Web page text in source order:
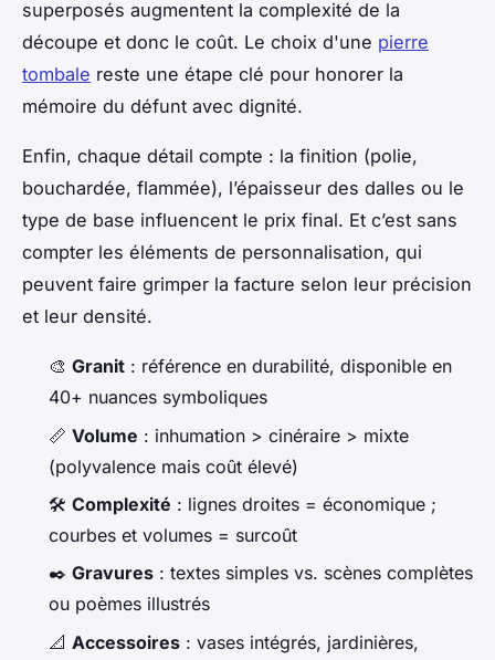
superposés augmentent la complexité de la
découpe et donc le coût. Le choix d'une pierre
tombale reste une étape clé pour honorer la
mémoire du défunt avec dignité.
Enfin, chaque détail compte : la finition (polie,
bouchardée, flammée), l’épaisseur des dalles ou le
type de base influencent le prix final. Et c’est sans
compter les éléments de personnalisation, qui
peuvent faire grimper la facture selon leur précision
et leur densité.
🎨 Granit : référence en durabilité, disponible en
40+ nuances symboliques
📏 Volume : inhumation > cinéraire > mixte
(polyvalence mais coût élevé)
🛠️ Complexité : lignes droites = économique ;
courbes et volumes = surcoût
✒️ Gravures : textes simples vs. scènes complètes
ou poèmes illustrés
📐 Accessoires : vases intégrés, jardinières,